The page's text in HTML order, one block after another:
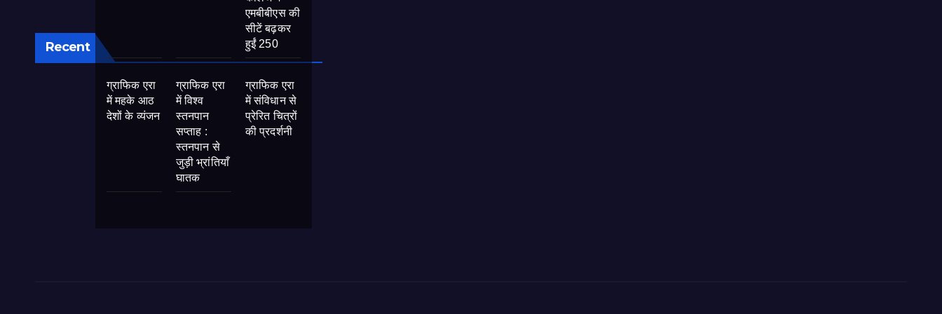
Recent
एमबीबीएस की
सीटें बढ़कर
हुईं 250
ग्राफिक एरा
में महके आठ
देशों के व्यंजन
ग्राफिक एरा
में विश्व
स्तनपान
सप्ताह :
स्तनपान से
जुड़ी भ्रांतियाँ
घातक
ग्राफिक एरा
में संविधान से
प्रेरित चित्रों
की प्रदर्शनी